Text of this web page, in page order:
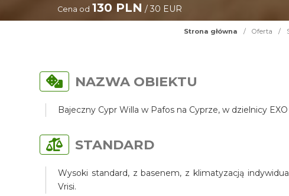
Cena od 130 PLN / 30 EUR
Strona główna / Oferta /
NAZWA OBIEKTU
Bajeczny Cypr Willa w Pafos na Cyprze, w dzielnicy EXO
STANDARD
Wysoki standard, z basenem, z klimatyzacją
Vrisi.